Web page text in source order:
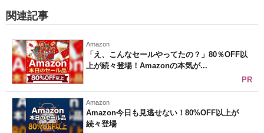
関連記事
Amazon
「え、こんなセールやってたの？」80％OFF以
上が続々登場！Amazonの本気が...
PR
Amazon
Amazon今日も見逃せない！80%OFF以上が
続々登場